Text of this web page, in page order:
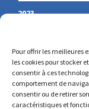
Pour offrir les meilleures
les cookies pour stocker
consentir à ces
comportement de
consentir ou de retirer
caractéristiques et
2023
NOS